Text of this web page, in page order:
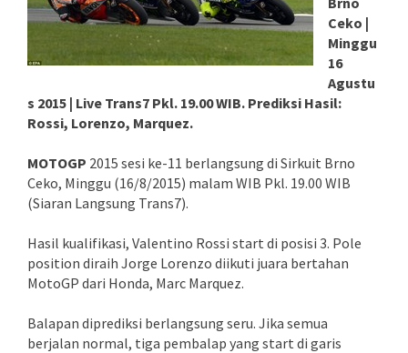
Ceko |
Minggu
16
Agustu
s 2015 | Live Trans7 Pkl. 19.00 WIB. Prediksi Hasil:
Rossi, Lorenzo, Marquez.
MOTOGP 2015 sesi ke-11 berlangsung di Sirkuit Brno
Ceko, Minggu (16/8/2015) malam WIB Pkl. 19.00 WIB
(Siaran Langsung Trans7).
Hasil kualifikasi, Valentino Rossi start di posisi 3. Pole
position diraih Jorge Lorenzo diikuti juara bertahan
MotoGP dari Honda, Marc Marquez.
Balapan diprediksi berlangsung seru. Jika semua
berjalan normal, tiga pembalap yang start di garis